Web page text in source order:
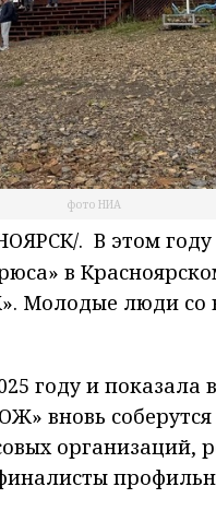
фото НИА
. В этом
в
Молодые люди со
году и показала
вновь
организаций,